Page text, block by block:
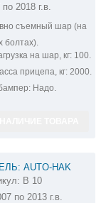
90205-A
2018 г.в.
съемный шар (на
болтах).
на шар, кг:100.
прицепа, кг: 2000.
Надо.
AUTO-HAK
BMW X5 B 10
B 10
по 2013 г.в.